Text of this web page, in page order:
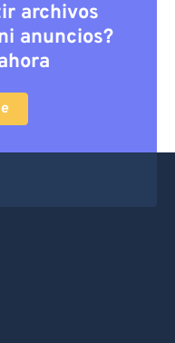
archivos
anuncios?